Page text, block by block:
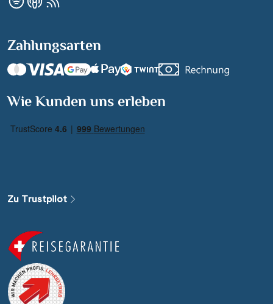
Zahlungsarten
Wie Kunden uns erleben
Zu Trustpilot